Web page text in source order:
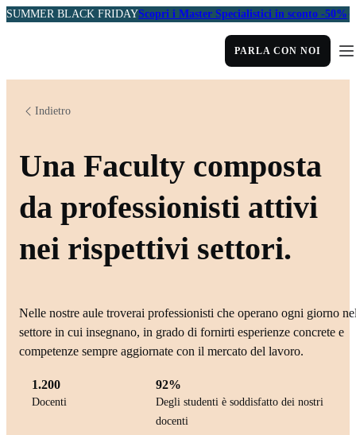
SUMMER BLACK FRIDAYScopri i Master Specialistici in sconto -50%
PARLA CON NOI
Indietro
Una Faculty composta
da professionisti attivi
nei rispettivi settori.
Nelle nostre aule troverai professionisti che operano ogni giorno
settore in cui insegnano, in grado di fornirti esperienze concrete e
competenze sempre aggiornate con il mercato del lavoro.
1.200
Docenti
92%
Degli studenti è soddisfatto dei nostri
docenti